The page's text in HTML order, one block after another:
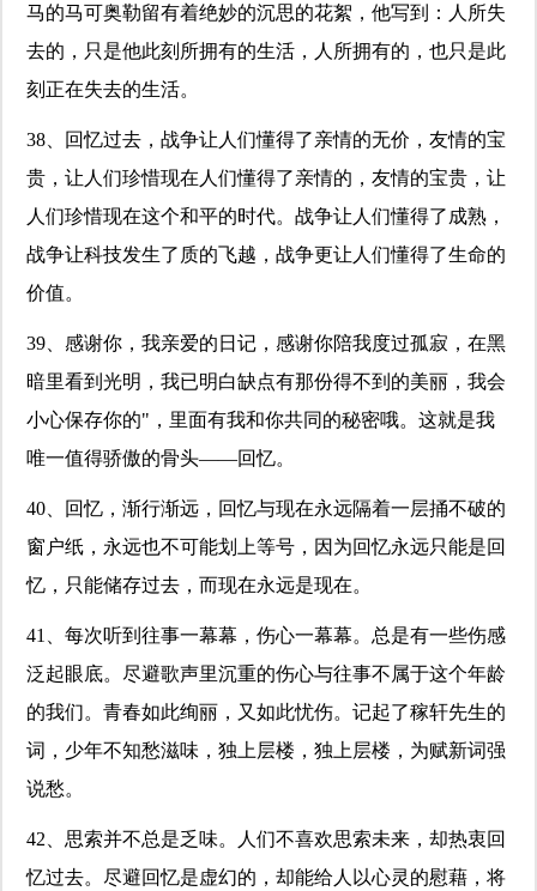
马的马可奥勒留有着绝妙的沉思的花絮，他写到：人所失
去的，只是他此刻所拥有的生活，人所拥有的，也只是此
刻正在失去的生活。
38、回忆过去，战争让人们懂得了亲情的无价，友情的宝
贵，让人们珍惜现在人们懂得了亲情的，友情的宝贵，让
人们珍惜现在这个和平的时代。战争让人们懂得了成熟，
战争让科技发生了质的飞越，战争更让人们懂得了生命的
价值。
39、感谢你，我亲爱的日记，感谢你陪我度过孤寂，在黑
暗里看到光明，我已明白缺点有那份得不到的美丽，我会
小心保存你的"，里面有我和你共同的秘密哦。这就是我
唯一值得骄傲的骨头——回忆。
40、回忆，渐行渐远，回忆与现在永远隔着一层捅不破的
窗户纸，永远也不可能划上等号，因为回忆永远只能是回
忆，只能储存过去，而现在永远是现在。
41、每次听到往事一幕幕，伤心一幕幕。总是有一些伤感
泛起眼底。尽避歌声里沉重的伤心与往事不属于这个年龄
的我们。青春如此绚丽，又如此忧伤。记起了稼轩先生的
词，少年不知愁滋味，独上层楼，独上层楼，为赋新词强
说愁。
42、思索并不总是乏味。人们不喜欢思索未来，却热衷回
忆过去。尽避回忆是虚幻的，却能给人以心灵的慰藉，将